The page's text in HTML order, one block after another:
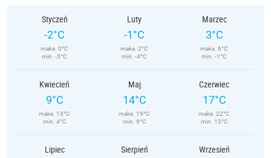
Styczeń
-2°C
maks. 0°C
min. -5°C
Luty
-1°C
maks. 2°C
min. -4°C
Marzec
3°C
maks. 6°C
min. -1°C
Kwiecień
9°C
maks. 13°C
min. 4°C
Maj
14°C
maks. 19°C
min. 9°C
Czerwiec
17°C
maks. 22°C
min. 13°C
Lipiec Sierpień Wrzesień